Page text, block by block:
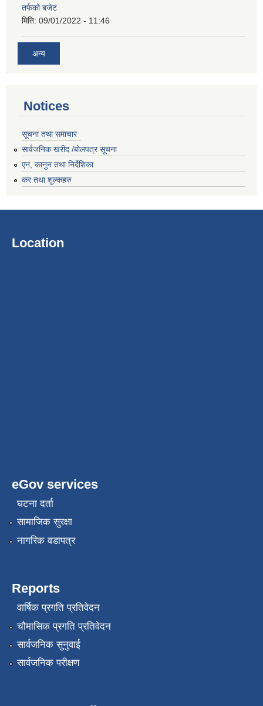
तर्फको बजेट
मिति: 09/01/2022 - 11:46
अन्य
Notices
सूचना तथा समाचार
सार्वजनिक खरीद /बोलपत्र सूचना
एन, कानुन तथा निर्देशिका
कर तथा शुल्कहरु
Location
eGov services
घटना दर्ता
सामाजिक सुरक्षा
नागरिक वडापत्र
Reports
वार्षिक प्रगति प्रतिवेदन
चौमासिक प्रगति प्रतिवेदन
सार्वजनिक सुनुवाई
सार्वजनिक परीक्षण